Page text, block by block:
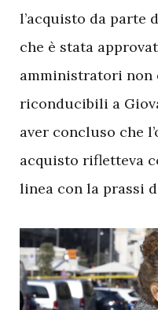
l’acquisto da parte
che è stata
amministratori non
riconducibili a
aver concluso che
acquisto rifletteva
linea con la prassi